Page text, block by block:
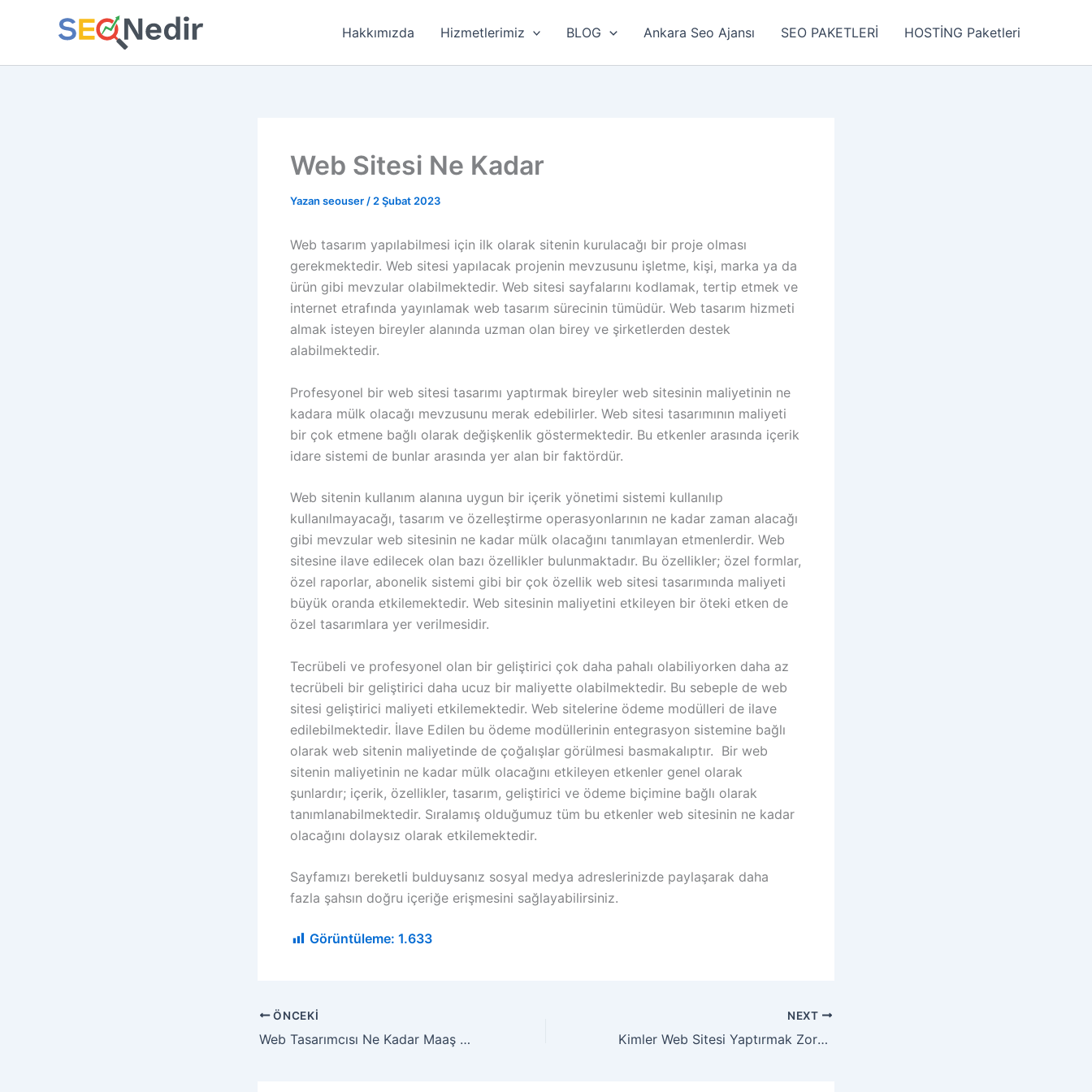
Hakkımızda Hizmetlerimiz BLOG Ankara Seo Ajansı SEO PAKETLERİ HOSTİNG Paketleri
Web Sitesi Ne Kadar
Yazan seouser / 2 Şubat 2023
Web tasarım yapılabilmesi için ilk olarak sitenin kurulacağı bir proje olması
gerekmektedir. Web sitesi yapılacak projenin mevzusunu işletme, kişi, marka ya da
ürün gibi mevzular olabilmektedir. Web sitesi sayfalarını kodlamak, tertip etmek ve
internet etrafında yayınlamak web tasarım sürecinin tümüdür. Web tasarım hizmeti
almak isteyen bireyler alanında uzman olan birey ve şirketlerden destek
alabilmektedir.
Profesyonel bir web sitesi tasarımı yaptırmak bireyler web sitesinin maliyetinin ne
kadara mülk olacağı mevzusunu merak edebilirler. Web sitesi tasarımının maliyeti
bir çok etmene bağlı olarak değişkenlik göstermektedir. Bu etkenler arasında içerik
idare sistemi de bunlar arasında yer alan bir faktördür.
Web sitenin kullanım alanına uygun bir içerik yönetimi sistemi kullanılıp
kullanılmayacağı, tasarım ve özelleştirme operasyonlarının ne kadar zaman alacağı
gibi mevzular web sitesinin ne kadar mülk olacağını tanımlayan etmenlerdir. Web
sitesine ilave edilecek olan bazı özellikler bulunmaktadır. Bu özellikler; özel formlar,
özel raporlar, abonelik sistemi gibi bir çok özellik web sitesi tasarımında maliyeti
büyük oranda etkilemektedir. Web sitesinin maliyetini etkileyen bir öteki etken de
özel tasarımlara yer verilmesidir.
Tecrübeli ve profesyonel olan bir geliştirici çok daha pahalı olabiliyorken daha az
tecrübeli bir geliştirici daha ucuz bir maliyette olabilmektedir. Bu sebeple de web
sitesi geliştirici maliyeti etkilemektedir. Web sitelerine ödeme modülleri de ilave
edilebilmektedir. İlave Edilen bu ödeme modüllerinin entegrasyon sistemine bağlı
olarak web sitenin maliyetinde de çoğalışlar görülmesi basmakalıptır. Bir web
sitenin maliyetinin ne kadar mülk olacağını etkileyen etkenler genel olarak
şunlardır; içerik, özellikler, tasarım, geliştirici ve ödeme biçimine bağlı olarak
tanımlanabilmektedir. Sıralamış olduğumuz tüm bu etkenler web sitesinin ne kadar
olacağını dolaysız olarak etkilemektedir.
Sayfamızı bereketli bulduysanız sosyal medya adreslerinizde paylaşarak daha
fazla şahsın doğru içeriğe erişmesini sağlayabilirsiniz.
Görüntüleme: 1.633
ÖNCEKI
Web Tasarımcısı Ne Kadar Maaş Alır
NEXT
Kimler Web Sitesi Yaptırmak Zorundadır